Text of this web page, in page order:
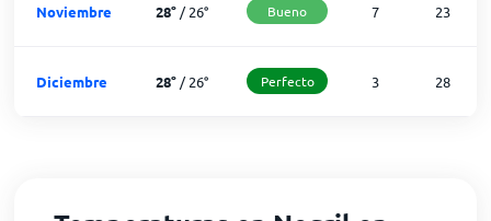
Noviembre 28° /26° Bueno 7 23
Diciembre 28° /26° Perfecto 3 28